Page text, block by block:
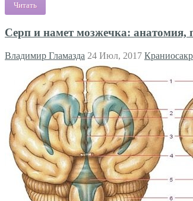
Читать
Серп и намет мозжечка: анатомия,
Владимир Гламазда 24 Июл, 2017